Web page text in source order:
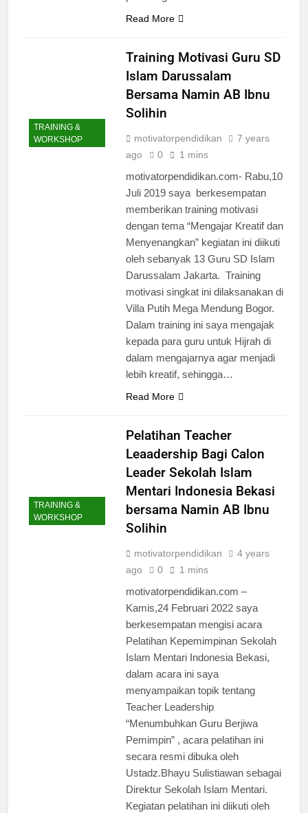
Read More
TRAINING &
WORKSHOP
Training Motivasi Guru SD
Islam Darussalam
Bersama Namin AB Ibnu
Solihin
motivatorpendidikan
7 years
ago
0 1 mins
motivatorpendidikan.com- Rabu,10
Juli 2019 saya berkesempatan
memberikan training motivasi
dengan tema “Mengajar Kreatif dan
Menyenangkan” kegiatan ini diikuti
oleh sebanyak 13 Guru SD Islam
Darussalam Jakarta. Training
motivasi singkat ini dilaksanakan di
Villa Putih Mega Mendung Bogor.
Dalam training ini saya mengajak
kepada para guru untuk Hijrah di
dalam mengajarnya agar menjadi
lebih kreatif, sehingga…
Read More
TRAINING &
WORKSHOP
Pelatihan Teacher
Leaadership Bagi Calon
Leader Sekolah Islam
Mentari Indonesia Bekasi
bersama Namin AB Ibnu
Solihin
motivatorpendidikan
4 years
ago
0 1 mins
motivatorpendidikan.com –
Kamis,24 Februari 2022 saya
berkesempatan mengisi acara
Pelatihan Kepemimpinan Sekolah
Islam Mentari Indonesia Bekasi,
dalam acara ini saya
menyampaikan topik tentang
Teacher Leadership
“Menumbuhkan Guru Berjiwa
Pemimpin” , acara pelatihan ini
secara resmi dibuka oleh
Ustadz.Bhayu Sulistiawan sebagai
Direktur Sekolah Islam Mentari.
Kegiatan pelatihan ini diikuti oleh